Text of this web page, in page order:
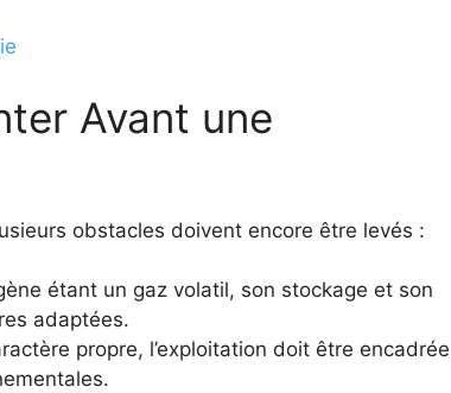
Avant une
obstacles doivent encore être levés :
étant un gaz volatil, son stockage et son
adaptées.
propre, l’exploitation doit être encadrée